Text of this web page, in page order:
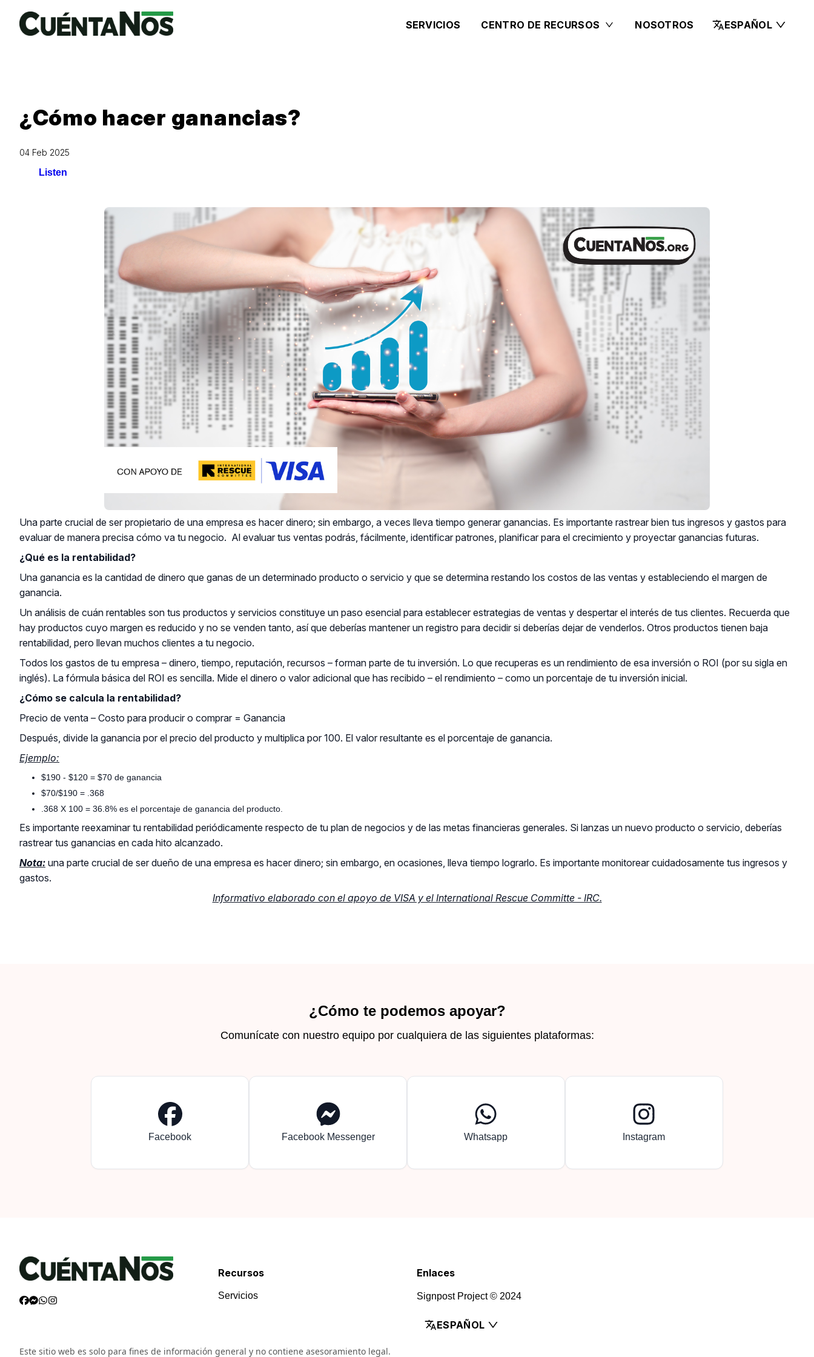
SERVICIOS CENTRO DE RECURSOS NOSOTROS ESPAÑOL
¿Cómo hacer ganancias?
04 Feb 2025
Listen
Una parte crucial de ser propietario de una empresa es hacer dinero; sin embargo, a veces lleva tiempo generar ganancias. Es importante rastrear bien tus ingresos y gastos para
evaluar de manera precisa cómo va tu negocio. Al evaluar tus ventas podrás, fácilmente, identificar patrones, planificar para el crecimiento y proyectar ganancias futuras.
¿Qué es la rentabilidad?
Una ganancia es la cantidad de dinero que ganas de un determinado producto o servicio y que se determina restando los costos de las ventas y estableciendo el margen de
ganancia.
Un análisis de cuán rentables son tus productos y servicios constituye un paso esencial para establecer estrategias de ventas y despertar el interés de tus clientes. Recuerda que
hay productos cuyo margen es reducido y no se venden tanto, así que deberías mantener un registro para decidir si deberías dejar de venderlos. Otros productos tienen baja
rentabilidad, pero llevan muchos clientes a tu negocio.
Todos los gastos de tu empresa – dinero, tiempo, reputación, recursos – forman parte de tu inversión. Lo que recuperas es un rendimiento de esa inversión o ROI (por su sigla en
inglés). La fórmula básica del ROI es sencilla. Mide el dinero o valor adicional que has recibido – el rendimiento – como un porcentaje de tu inversión inicial.
¿Cómo se calcula la rentabilidad?
Precio de venta – Costo para producir o comprar = Ganancia
Después, divide la ganancia por el precio del producto y multiplica por 100. El valor resultante es el porcentaje de ganancia.
Ejemplo:
$190 - $120 = $70 de ganancia
$70/$190 = .368
.368 X 100 = 36.8% es el porcentaje de ganancia del producto.
Es importante reexaminar tu rentabilidad periódicamente respecto de tu plan de negocios y de las metas financieras generales. Si lanzas un nuevo producto o servicio, deberías
rastrear tus ganancias en cada hito alcanzado.
Nota: una parte crucial de ser dueño de una empresa es hacer dinero; sin embargo, en ocasiones, lleva tiempo lograrlo. Es importante monitorear cuidadosamente tus ingresos y
gastos.
Informativo elaborado con el apoyo de VISA y el International Rescue Committe - IRC.
¿Cómo te podemos apoyar?
Comunícate con nuestro equipo por cualquiera de las siguientes plataformas:
Facebook Facebook Messenger Whatsapp Instagram
Recursos
Servicios
Enlaces
Signpost Project © 2024
ESPAÑOL
Este sitio web es solo para fines de información general y no contiene asesoramiento legal.